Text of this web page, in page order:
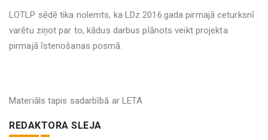
LOTLP sēdē tika nolemts, ka LDz 2016.gada pirmajā ceturksnī
varētu ziņot par to, kādus darbus plānots veikt projekta
pirmajā īstenošanas posmā.
Materiāls tapis sadarbībā ar LETA
REDAKTORA SLEJA